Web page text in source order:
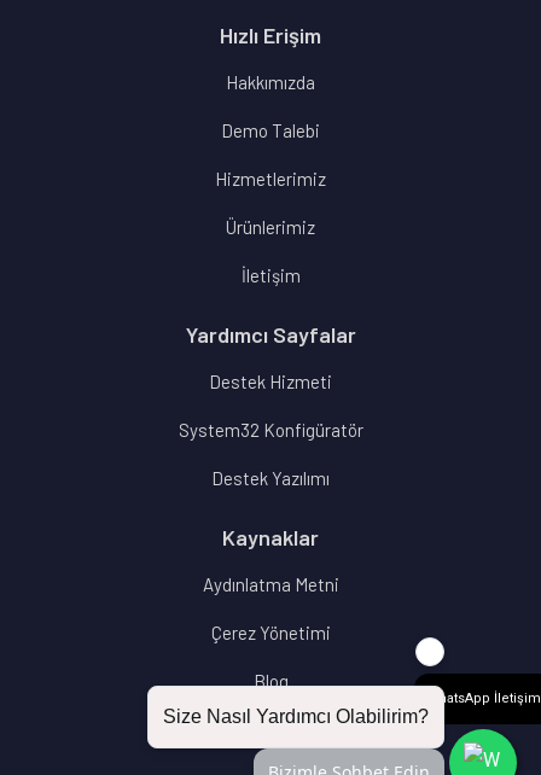
WhatsApp İletişim
Hızlı Erişim
Hakkımızda
Demo Talebi
Hizmetlerimiz
Ürünlerimiz
İletişim
Yardımcı Sayfalar
Destek Hizmeti
System32 Konfigüratör
Destek Yazılımı
Kaynaklar
Aydınlatma Metni
Çerez Yönetimi
Blog
SSS
Size Nasıl Yardımcı Olabilirim?